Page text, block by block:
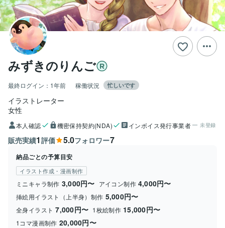
みずきのりんご
最終ログイン： 1年前 稼働状況 忙しいです
イラストレーター
女性
本人確認 機密保持契約(NDA) インボイス発行事業者 未登録
販売実績1 評価 5.0フォロワー7
納品ごとの予算目安
イラスト作成・漫画制作
ミニキャラ制作 3,000円〜 アイコン制作 4,000円〜
挿絵用イラスト（上半身）制作 5,000円〜
全身イラスト 7,000円〜 1枚絵制作 15,000円〜
1コマ漫画制作 20,000円〜